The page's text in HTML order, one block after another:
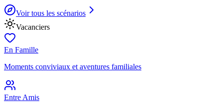
Voir tous les scénarios
Vacanciers
En Famille
Moments conviviaux et aventures familiales
Entre Amis